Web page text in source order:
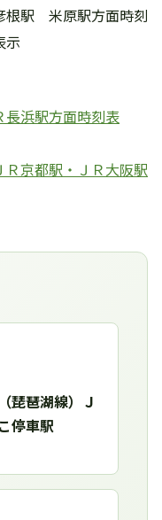
駅 米原駅方面時刻
示
長浜駅方面時刻表
京都駅・ＪＲ大阪駅
琵琶湖線）Ｊ
停車駅